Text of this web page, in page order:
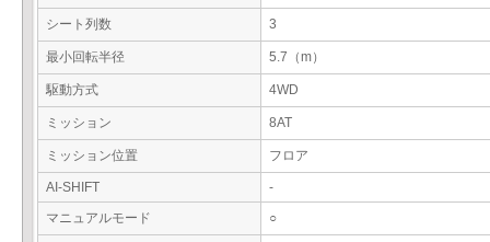
シート列数 3
最小回転半径 5.7（m）
駆動方式 4WD
ミッション 8AT
ミッション位置 フロア
AI-SHIFT
-
マニュアルモード
○